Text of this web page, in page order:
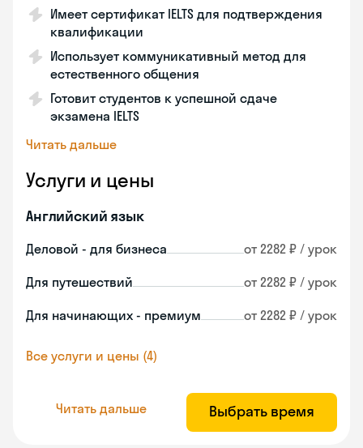
Имеет сертификат IELTS для подтверждения
квалификации
Использует коммуникативный метод для
естественного общения
Готовит студентов к успешной сдаче
экзамена IELTS
Читать дальше
Услуги и цены
Английский язык
Деловой - для бизнеса от 2282 ₽ / урок
Для путешествий от 2282 ₽ / урок
Для начинающих - премиум от 2282 ₽ / урок
Все услуги и цены (4)
Читать дальше Выбрать время